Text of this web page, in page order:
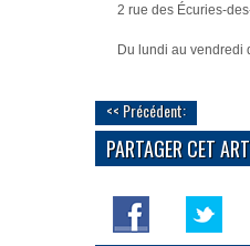
2 rue des Écuries-
Du lundi au vendredi
<< Précédent:
PARTAGER CET